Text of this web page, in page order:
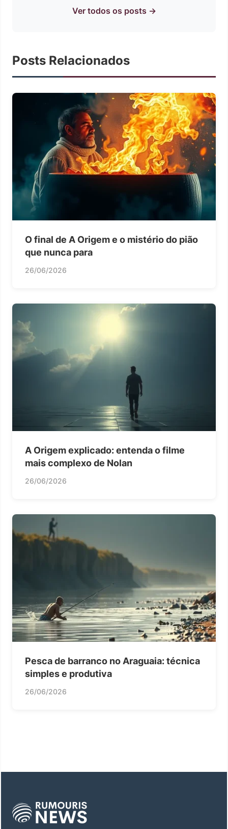
Ver todos os posts →
Posts Relacionados
O final de A Origem e o mistério do pião
que nunca para
26/06/2026
A Origem explicado: entenda o filme
mais complexo de Nolan
26/06/2026
Pesca de barranco no Araguaia: técnica
simples e produtiva
26/06/2026